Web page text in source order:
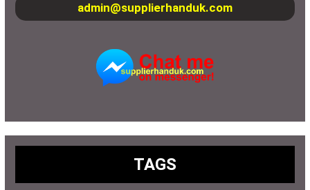
admin@supplierhanduk.com
TAGS